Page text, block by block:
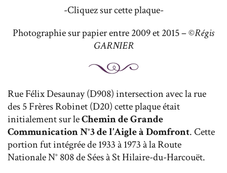
-Cliquez sur cette plaque-
Photographie sur papier entre 2009 et 2015 – ©Régis
GARNIER
Rue Félix Desaunay (D908) intersection avec la rue
des 5 Frères Robinet (D20) cette plaque était
initialement sur leChemin de Grande
Communication N°3 de l’Aigle à Domfront. Cette
portion fut intégrée de 1933 à 1973 à la Route
Nationale N° 808 de Sées à St Hilaire-du-Harcouët.